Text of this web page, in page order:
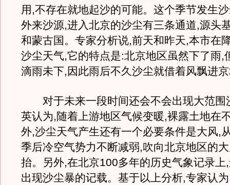
用,不存在就地起沙的可能。这个季节发生
外来沙源,进入北京的沙尘有三条通道,源头
和蒙古国。专家分析说,前天和昨天,本市在
沙尘天气,它的特点是:北京地区虽然下了雨,
滴雨未下,因此雨后不久沙尘就借着风飘进
对于未来一段时间还会不会出现大范围
英认为,随着上游地区气候变暖,裸露土地在
外,沙尘天气产生还有一个必要条件是大风,
季后冷空气势力不断减弱,吹向北京地区的
抬。另外,在北京100多年的历史气象记录上
出现沙尘暴的记载。基于以上分析,专家认